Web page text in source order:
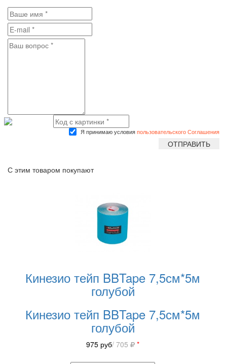
Я принимаю условияпользовательского Соглашения
С этим товаром покупают
Кинезио тейп BBTape 7,5см*5м
голубой
Кинезио тейп BBTape 7,5см*5м
голубой
975 руб/ 705 *